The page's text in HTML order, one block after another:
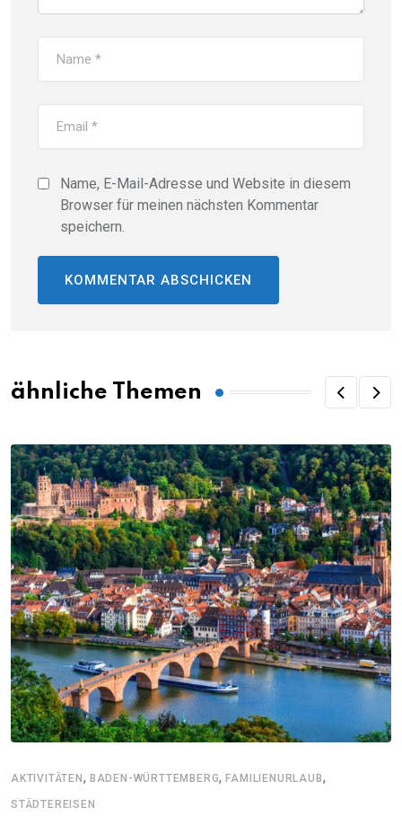
Name, E-Mail-Adresse und Website in diesem
Browser für meinen nächsten Kommentar
speichern.
ähnliche Themen
AKTIVITÄTEN, BADEN-WÜRTTEMBERG,FAMILIENURLAUB,
STÄDTEREISEN